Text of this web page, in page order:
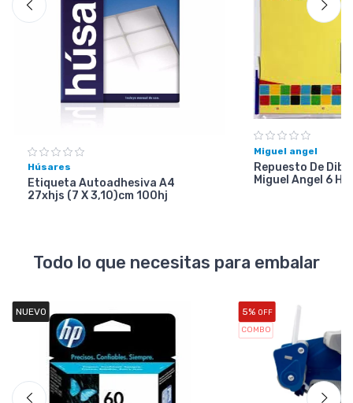
Húsares
Etiqueta Autoadhesiva A4
27xhjs (7 X 3,10)cm 100hj
Miguel angel
Repuesto De
Miguel Angel 6
Todo lo que necesitas para embalar
NUEVO 5% OFF
COMBO